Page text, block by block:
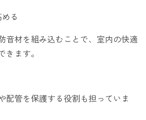
る
音材を組み込むことで、室内の快適
ます。
配管を保護する役割も担っていま